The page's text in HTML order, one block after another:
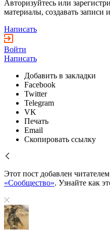
Авторизуйтесь или
материалы, создавать записи
Написать
Войти
Написать
Добавить в закладки
Facebook
Twitter
Telegram
VK
Печать
Email
Скопировать ссылку
Этот пост добавлен
«Сообщество». Узнайте как